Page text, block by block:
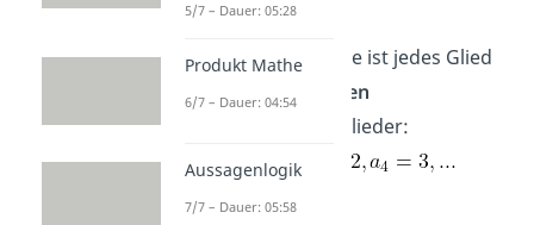
In der Fibonacci-Folge ist jedes Glied
dieSummeder
beiden
Glieder:
5/7 – Dauer: 05:28
Produkt Mathe
6/7 – Dauer: 04:54
Aussagenlogik
7/7 – Dauer: 05:58